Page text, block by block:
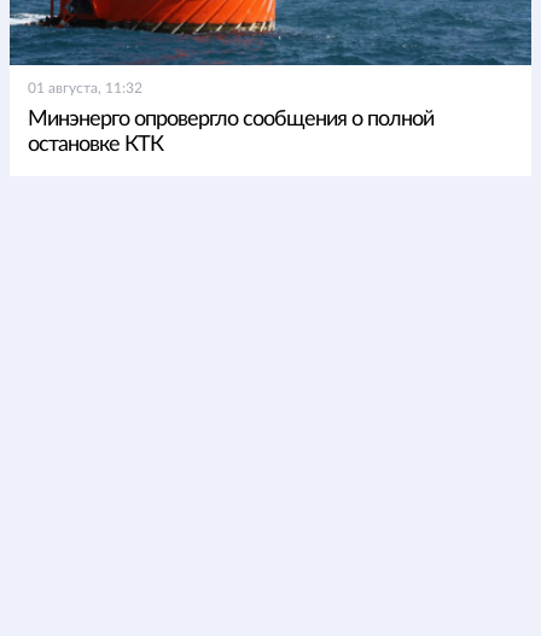
01 августа, 11:32
Минэнерго опровергло сообщения о полной
остановке КТК